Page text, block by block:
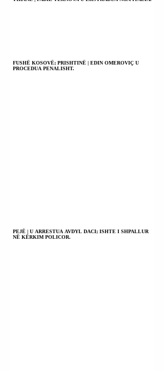
FUSHË KOSOVË; PRISHTINË | EDIN OMEROVIÇ U
PROCEDUA PENALISHT.
PEJË | U ARRESTUA AVDYL DACI; ISHTE I SHPALLUR
NË KËRKIM POLICOR.